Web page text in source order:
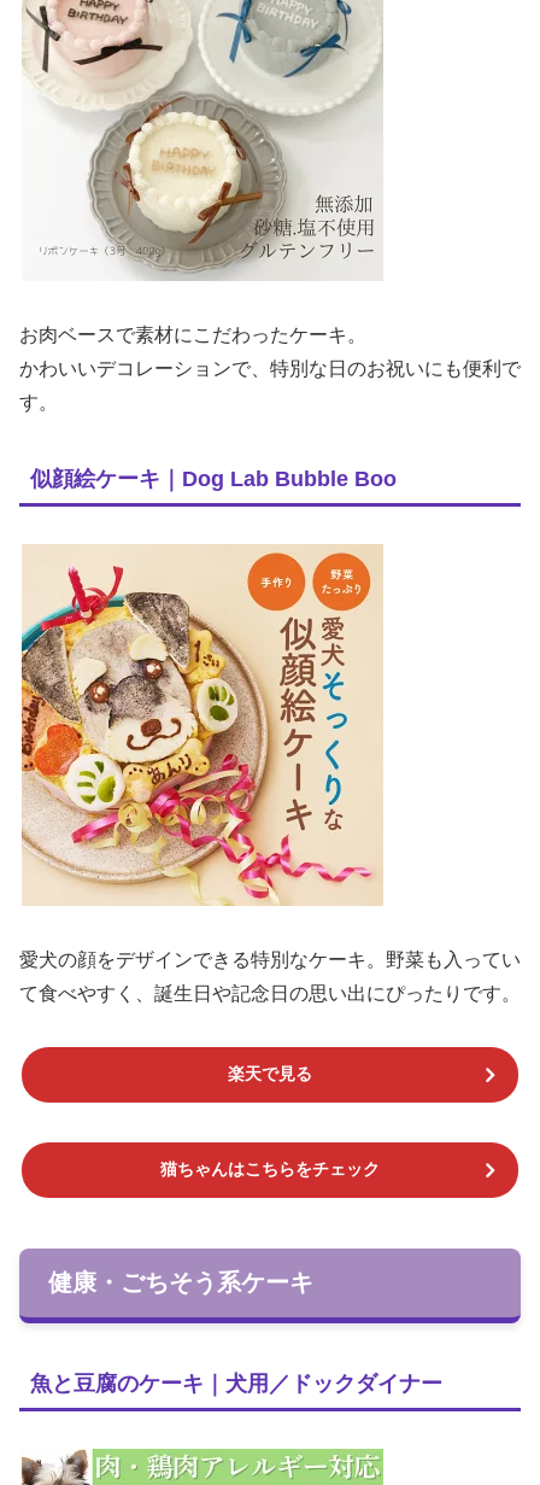
お肉ベースで素材にこだわったケーキ。
かわいいデコレーションで、特別な日のお祝いにも便利で
す。
似顔絵ケーキ｜Dog Lab Bubble Boo
愛犬の顔をデザインできる特別なケーキ。野菜も入ってい
て食べやすく、誕生日や記念日の思い出にぴったりです。
楽天で見る
猫ちゃんはこちらをチェック
健康・ごちそう系ケーキ
魚と豆腐のケーキ｜犬用／ドックダイナー